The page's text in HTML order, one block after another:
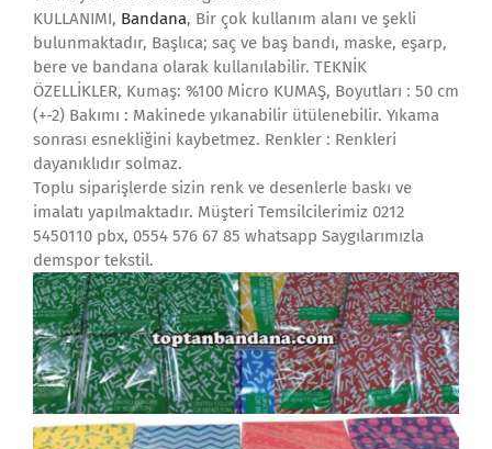
KULLANIMI, Bandana, Bir çok kullanım alanı ve şekli
bulunmaktadır, Başlıca; saç ve baş bandı, maske, eşarp,
bere ve bandana olarak kullanılabilir. TEKNİK
ÖZELLİKLER, Kumaş: %100 Micro KUMAŞ, Boyutları : 50 cm
(+-2) Bakımı : Makinede yıkanabilir ütülenebilir. Yıkama
sonrası esnekliğini kaybetmez. Renkler : Renkleri
dayanıklıdır solmaz.
Toplu siparişlerde sizin renk ve desenlerle baskı ve
imalatı yapılmaktadır. Müşteri Temsilcilerimiz 0212
5450110 pbx, 0554 576 67 85 whatsapp Saygılarımızla
demspor tekstil.